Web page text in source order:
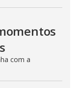
com a